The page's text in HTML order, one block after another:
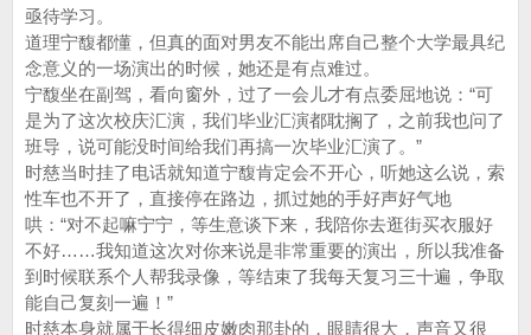
亟待学习。
道理宁馥都懂，但真的面对男友不能出席自己整个大学最具纪
念意义的一场演出的时候，她还是有点难过。
宁馥坐在副驾，看向窗外，过了一会儿才有点委屈地说：“可
是为了这次校庆汇演，我们毕业汇演都耽搁了，之前我也问了
班导，说可能没时间给我们再搞一次毕业汇演了。”
时慈当时挂了电话就知道宁馥肯定会不开心，听她这么说，索
性车也不开了，直接停在路边，抓过她的手好声好气地
哄：“对不起嘛宁宁，等生意谈下来，我陪你去逛街买衣服好
不好……我知道这次对你来说是非常重要的演出，所以我准备
到时候联系个人帮我录像，等结束了我每天复习三十遍，争取
能自己复刻一遍！”
时慈本身就属于长得细皮嫩肉那卦的，眼睛很大，声音又很